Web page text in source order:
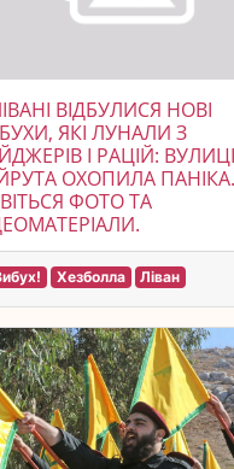
ВІДБУЛИСЯ НОВІ
ЯКІ ЛУНАЛИ З
І РАЦІЙ: ВУЛИЦІ
ОХОПИЛА ПАНІКА.
ФОТО ТА
Хезболла Ліван